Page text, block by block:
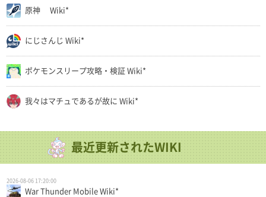
原神 Wiki*
にじさんじ Wiki*
ポケモンスリープ攻略・検証 Wiki*
我々はマチュであるが故に Wiki*
最近更新されたWIKI
2026-08-06 17:20:00
War Thunder Mobile Wiki*